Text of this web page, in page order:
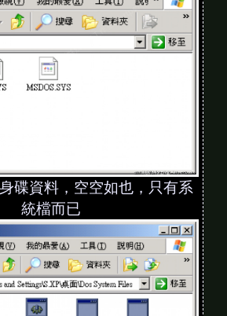
碟資料，空空如也，只有系
統檔而已